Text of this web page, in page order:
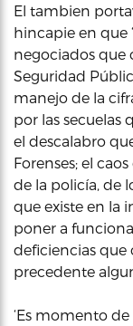
El tambien
hincapie en que
negociados
Seguridad
manejo de la
por las secuelas
el descalabro
Forenses; el
de la policía, de
que existe en la
poner a
deficiencias que
precedente
‘Es momento